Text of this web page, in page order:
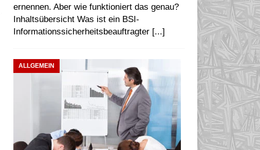
ernennen. Aber wie funktioniert das genau?
Inhaltsübersicht Was ist ein BSI-
Informationssicherheitsbeauftragter [...]
ALLGEMEIN